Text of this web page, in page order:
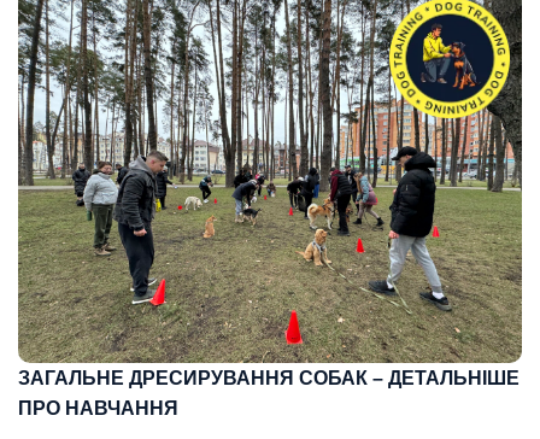
ЗАГАЛЬНЕ ДРЕСИРУВАННЯ СОБАК – ДЕТАЛЬНІШЕ
ПРО НАВЧАННЯ